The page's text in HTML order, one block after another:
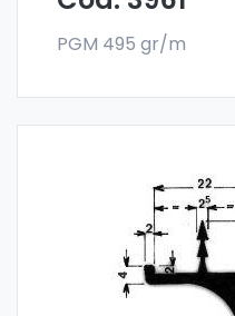
PGM 495 gr/m
Maniglie per mobili
Le maniglia per
lega 6060 e
L'ordine minimo è di